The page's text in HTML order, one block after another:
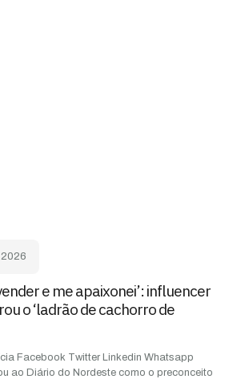
e me apaixonei’: influencer
o ‘ladrão de cachorro de
Facebook Twitter Linkedin Whatsapp
ao Diário do Nordeste como o preconceito